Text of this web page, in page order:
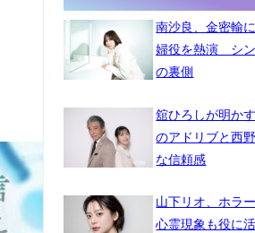
南沙良、金密輸
婦役を熱演 シ
の裏側
舘ひろしが明か
のアドリブと西
な信頼感
山下リオ、ホラ
心霊現象も役に